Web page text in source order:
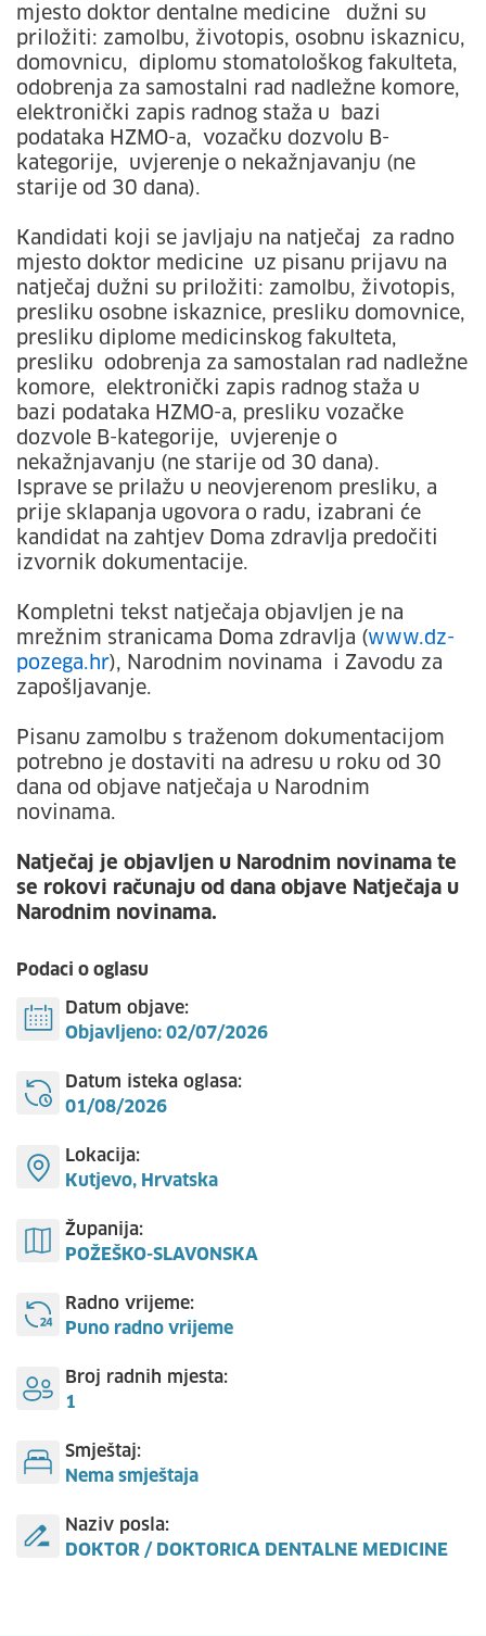
mjesto doktor dentalne medicine dužni su
priložiti: zamolbu, životopis, osobnu iskaznicu,
domovnicu, diplomu stomatološkog fakulteta,
odobrenja za samostalni rad nadležne komore,
elektronički zapis radnog staža u bazi
podataka HZMO-a, vozačku dozvolu B-
kategorije, uvjerenje o nekažnjavanju (ne
starije od 30 dana).
Kandidati koji se javljaju na natječaj za radno
mjesto doktor medicine uz pisanu prijavu na
natječaj dužni su priložiti: zamolbu, životopis,
presliku osobne iskaznice, presliku domovnice,
presliku diplome medicinskog fakulteta,
presliku odobrenja za samostalan rad nadležne
komore, elektronički zapis radnog staža u
bazi podataka HZMO-a, presliku vozačke
dozvole B-kategorije, uvjerenje o
nekažnjavanju (ne starije od 30 dana).
Isprave se prilažu u neovjerenom presliku, a
prije sklapanja ugovora o radu, izabrani će
kandidat na zahtjev Doma zdravlja predočiti
izvornik dokumentacije.
Kompletni tekst natječaja objavljen je na
mrežnim stranicama Doma zdravlja (www.dz-
pozega.hr), Narodnim novinama i Zavodu za
zapošljavanje.
Pisanu zamolbu s traženom dokumentacijom
potrebno je dostaviti na adresu u roku od 30
dana od objave natječaja u Narodnim
novinama.
Natječaj je objavljen u Narodnim novinama te
se rokovi računaju od dana objave Natječaja u
Narodnim novinama.
Podaci o oglasu
Datum objave:
Objavljeno: 02/07/2026
Datum isteka oglasa:
01/08/2026
Lokacija:
Kutjevo, Hrvatska
Županija:
POŽEŠKO-SLAVONSKA
Radno vrijeme:
Puno radno vrijeme
Broj radnih mjesta:
1
Smještaj:
Nema smještaja
Naziv posla:
DOKTOR / DOKTORICA DENTALNE MEDICINE